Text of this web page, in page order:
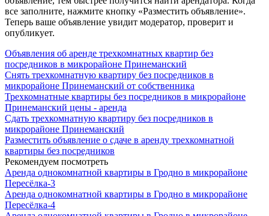
все заполните, нажмите кнопку «Разместить объявление».
Теперь ваше объявление увидит модератор, проверит и
опубликует.
Объявления об аренде трехкомнатных квартир без
посредников в микрорайоне Принеманский
Снять трехкомнатную квартиру без посредников в
микрорайоне Принеманский от собственника
Трехкомнатные квартиры без посредников в микрорайоне
Принеманский цены - аренда
Сдать трехкомнатную квартиру без посредников в
микрорайоне Принеманский
Разместить объявление о сдаче в аренду трехкомнатной
квартиры без посредников
Рекомендуем посмотреть
Аренда однокомнатной квартиры в Гродно в микрорайоне
Пересёлка-3
Аренда однокомнатной квартиры в Гродно в микрорайоне
Пересёлка-4